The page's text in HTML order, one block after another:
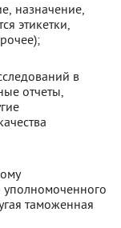
назначение,
этикетки,
в
отчеты,
уполномоченного
таможенная